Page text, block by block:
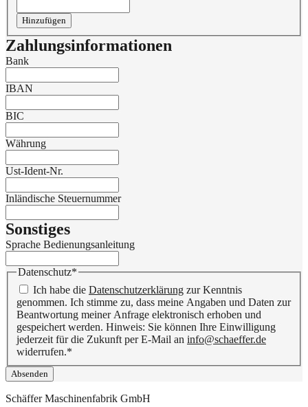
Hinzufügen
Zahlungsinformationen
Bank
IBAN
BIC
Währung
Ust-Ident-Nr.
Inländische Steuernummer
Sonstiges
Sprache Bedienungsanleitung
Datenschutz*
Ich habe die Datenschutzerklärung zur Kenntnis
genommen. Ich stimme zu, dass meine Angaben und Daten zur
Beantwortung meiner Anfrage elektronisch erhoben und
gespeichert werden. Hinweis: Sie können Ihre Einwilligung
jederzeit für die Zukunft per E-Mail an info@schaeffer.de
widerrufen.*
Schäffer Maschinenfabrik GmbH